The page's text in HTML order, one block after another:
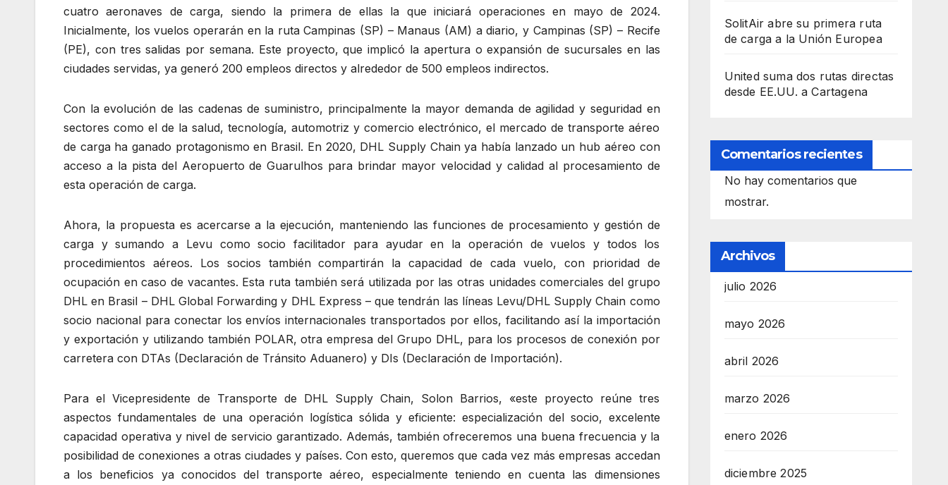
cuatro aeronaves de carga, siendo la primera de ellas la que iniciará operaciones en mayo de 2024.
Inicialmente, los vuelos operarán en la ruta Campinas (SP) – Manaus (AM) a diario, y Campinas (SP) – Recife
(PE), con tres salidas por semana. Este proyecto, que implicó la apertura o expansión de sucursales en las
ciudades servidas, ya generó 200 empleos directos y alrededor de 500 empleos indirectos.
Con la evolución de las cadenas de suministro, principalmente la mayor demanda de agilidad y seguridad en
sectores como el de la salud, tecnología, automotriz y comercio electrónico, el mercado de transporte aéreo
de carga ha ganado protagonismo en Brasil. En 2020, DHL Supply Chain ya había lanzado un hub aéreo con
acceso a la pista del Aeropuerto de Guarulhos para brindar mayor velocidad y calidad al procesamiento de
esta operación de carga.
Ahora, la propuesta es acercarse a la ejecución, manteniendo las funciones de procesamiento y gestión de
carga y sumando a Levu como socio facilitador para ayudar en la operación de vuelos y todos los
procedimientos aéreos. Los socios también compartirán la capacidad de cada vuelo, con prioridad de
ocupación en caso de vacantes. Esta ruta también será utilizada por las otras unidades comerciales del grupo
DHL en Brasil – DHL Global Forwarding y DHL Express – que tendrán las líneas Levu/DHL Supply Chain como
socio nacional para conectar los envíos internacionales transportados por ellos, facilitando así la importación
y exportación y utilizando también POLAR, otra empresa del Grupo DHL, para los procesos de conexión por
carretera con DTAs (Declaración de Tránsito Aduanero) y DIs (Declaración de Importación).
Para el Vicepresidente de Transporte de DHL Supply Chain, Solon Barrios, «este proyecto reúne tres
aspectos fundamentales de una operación logística sólida y eficiente: especialización del socio, excelente
capacidad operativa y nivel de servicio garantizado. Además, también ofreceremos una buena frecuencia y la
posibilidad de conexiones a otras ciudades y países. Con esto, queremos que cada vez más empresas accedan
a los beneficios ya conocidos del transporte aéreo, especialmente teniendo en cuenta las dimensiones
SolitAir abre su primera ruta
de carga a la Unión Europea
United suma dos rutas directas
desde EE.UU. a Cartagena
Comentarios recientes
No hay comentarios que
mostrar.
Archivos
julio 2026
mayo 2026
abril 2026
marzo 2026
enero 2026
diciembre 2025